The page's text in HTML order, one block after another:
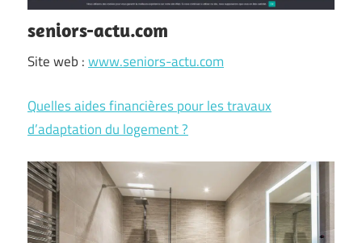
seniors-actu.com
Site web :www.seniors-actu.com
Quelles aides financières pour les travaux
d’adaptation du logement ?